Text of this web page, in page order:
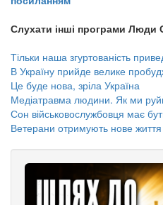
Слухати інші програми Люди
Тільки наша згуртованість
В Україну прийде велике
Це буде нова, зріла Україна
Медіатравма людини. Як ми
Сон військовослужбовця має
Ветерани отримують нове